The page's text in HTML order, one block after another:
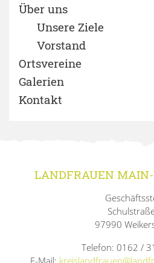
Über uns
Unsere Ziele
Vorstand
Ortsvereine
Galerien
Kontakt
LANDFRAUEN
97990
Telefon: 0162 /
E-Mail: